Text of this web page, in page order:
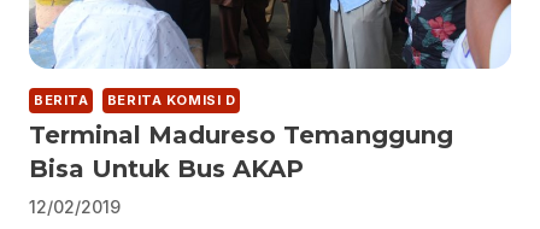
BERITA BERITA KOMISI D
Terminal Madureso Temanggung
Bisa Untuk Bus AKAP
12/02/2019